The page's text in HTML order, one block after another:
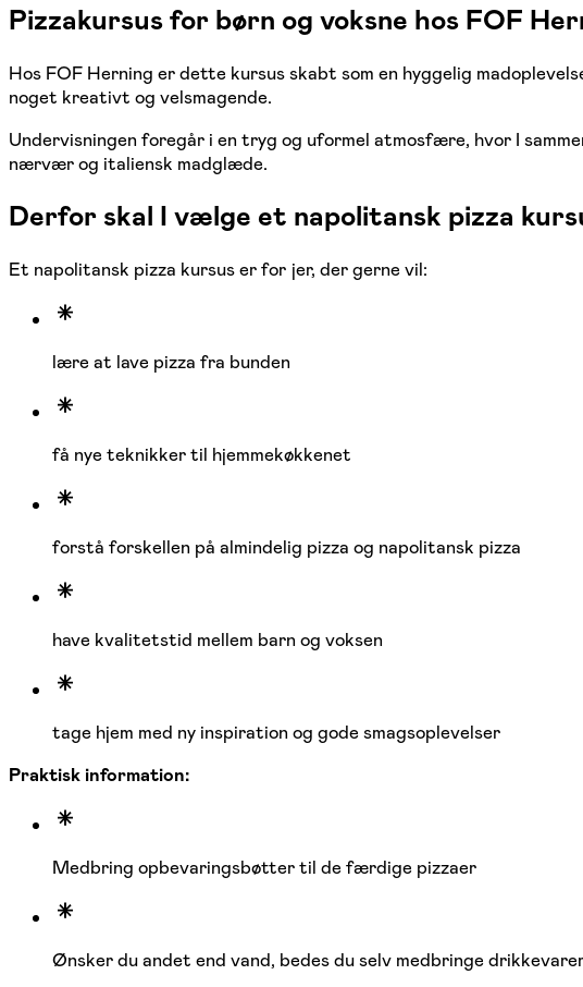
Pizzakursus for børn og voksne hos FOF
Hos FOF Herning er dette kursus skabt som en hyggelig
noget kreativt og velsmagende.
Undervisningen foregår i en tryg og uformel atmosfære, hvor I
nærvær og italiensk madglæde.
Derfor skal I vælge et napolitansk pizza
Et napolitansk pizza kursus er for jer, der gerne vil:
lære at lave pizza fra bunden
få nye teknikker til hjemmekøkkenet
forstå forskellen på almindelig pizza og napolitansk pizza
have kvalitetstid mellem barn og voksen
tage hjem med ny inspiration og gode smagsoplevelser
Praktisk information:
Medbring opbevaringsbøtter til de færdige pizzaer
Ønsker du andet end vand, bedes du selv medbringe